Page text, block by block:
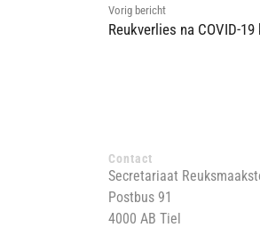
Vorig bericht
Contact
Secretariaat
Postbus 91
4000 AB Tiel